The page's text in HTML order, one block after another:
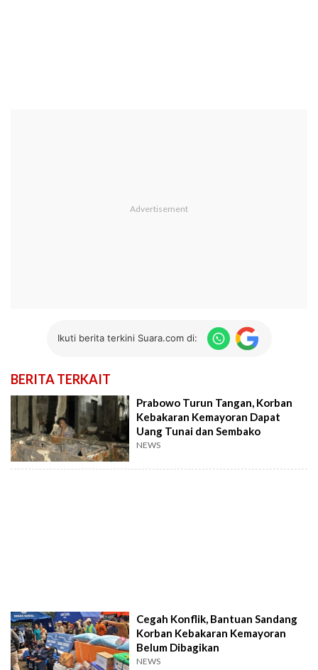
Ikuti berita terkini Suara.com di:
BERITA TERKAIT
Prabowo Turun Tangan, Korban
Kebakaran Kemayoran Dapat
Uang Tunai dan Sembako
NEWS
Cegah Konflik, Bantuan Sandang
Korban Kebakaran Kemayoran
Belum Dibagikan
NEWS